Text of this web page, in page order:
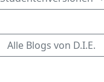
Alle Blogs von D.I.E.